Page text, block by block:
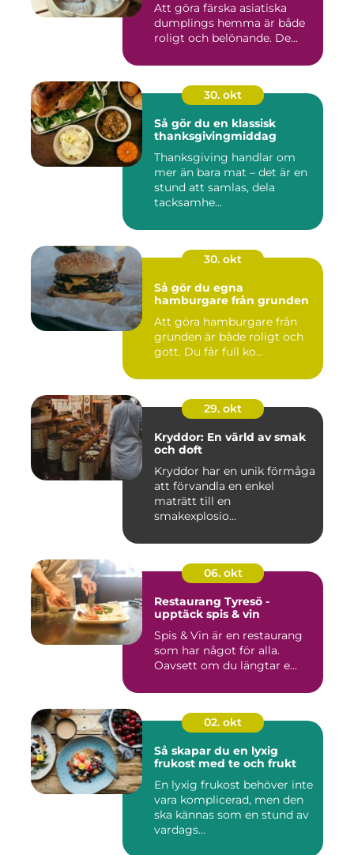
Att göra färska asiatiska
dumplings hemma är både
roligt och belönande. De...
30. okt
Så gör du en klassisk
thanksgivingmiddag
Thanksgiving handlar om
mer än bara mat – det är en
stund att samlas, dela
tacksamhe...
30. okt
Så gör du egna
hamburgare från grunden
Att göra hamburgare från
grunden är både roligt och
gott. Du får full ko...
29. okt
Kryddor: En värld av smak
och doft
Kryddor har en unik förmåga
att förvandla en enkel
maträtt till en
smakexplosio...
06. okt
Restaurang Tyresö -
upptäck spis & vin
Spis & Vin är en restaurang
som har något för alla.
Oavsett om du längtar e...
02. okt
Så skapar du en lyxig
frukost med te och frukt
En lyxig frukost behöver inte
vara komplicerad, men den
ska kännas som en stund av
vardags...